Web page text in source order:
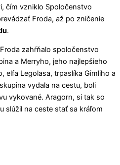
čím vzniklo Spoločenstvo
Froda, až po zničenie
.
zahŕňalo spoločenstvo
a Merryho, jeho najlepšieho
elfa Legolasa, trpaslíka Gimliho a
vydala na cestu, boli
vykované. Aragorn, si tak so
slúžil na ceste stať sa kráľom